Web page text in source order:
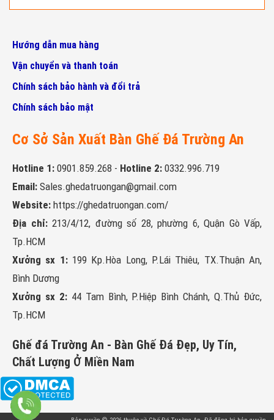
Hướng dẫn mua hàng
Vận chuyển và thanh toán
Chính sách bảo hành và đổi trả
Chính sách bảo mật
Cơ Sở Sản Xuất Bàn Ghế Đá Trường An
Hotline 1: 0901.859.268 - Hotline 2: 0332.996.719
Email: Sales.ghedatruongan@gmail.com
Website: https://ghedatruongan.com/
Địa chỉ:213/4/12, đường số 28, phường 6, Quận Gò Vấp,
Tp.HCM
Xưởng sx 1:199 Kp.Hòa Long, P.Lái Thiêu, TX.Thuận An,
Bình Dương
Xưởng sx 2:44 Tam Bình, P.Hiệp Bình Chánh, Q.Thủ Đức,
Tp.HCM
Ghế đá Trường An - Bàn Ghế Đá Đẹp, Uy Tín,
Chất Lượng Ở Miền Nam